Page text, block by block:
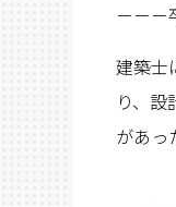
－－－
建築士
り、
があっ